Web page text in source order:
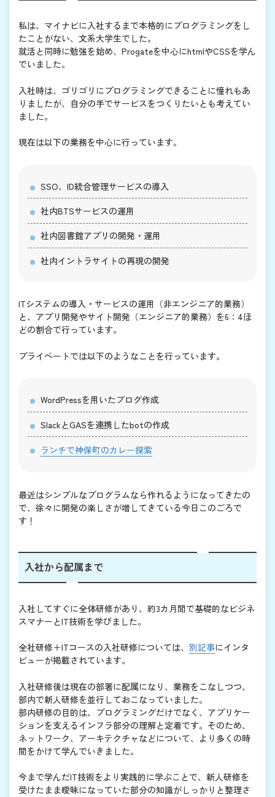
私は、マイナビに入社するまで本格的にプログラミングをし
たことがない、文系大学生でした。
就活と同時に勉強を始め、Progateを中心にhtmlやCSSを学ん
でいました。
入社時は、ゴリゴリにプログラミングできることに憧れもあ
りましたが、自分の手でサービスをつくりたいとも考えてい
ました。
現在は以下の業務を中心に行っています。
SSO、ID統合管理サービスの導入
社内BTSサービスの運用
社内図書館アプリの開発・運用
社内イントラサイトの再現の開発
ITシステムの導入・サービスの運用（非エンジニア的業務）
と、アプリ開発やサイト開発（エンジニア的業務）を6：4ほ
どの割合で行っています。
プライベートでは以下のようなことを行っています。
WordPressを用いたブログ作成
SlackとGASを連携したbotの作成
ランチで神保町のカレー探索
最近はシンプルなプログラムなら作れるようになってきたの
で、徐々に開発の楽しさが増してきている今日このごろで
す！
入社から配属まで
入社してすぐに全体研修があり、約3カ月間で基礎的なビジネ
スマナーとIT技術を学びました。
全社研修＋ITコースの入社研修については、 別記事にインタ
ビューが掲載されています。
入社研修後は現在の部署に配属になり、業務をこなしつつ、
部内で新人研修を並行しておこなっていました。
部内研修の目的は、プログラミングだけでなく、アプリケー
ションを支えるインフラ部分の理解と定着です。そのため、
ネットワーク、アーキテクチャなどについて、より多くの時
間をかけて学んでいきました。
今まで学んだIT技術をより実践的に学ぶことで、新人研修を
受けたまま曖昧になっていた部分の知識がしっかりと整理さ